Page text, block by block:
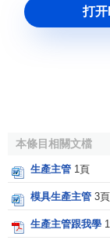
3、只顧做事
企業也就無從得
為目的，合理充
式。
4、行為過程、
一些主管在管理
等工作過程缺乏
打
本條目相關文檔
生產主管 1頁
模具生產主管 3頁
生產主管跟我學